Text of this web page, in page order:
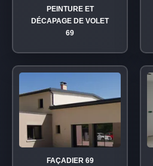
PEINTURE ET
DÉCAPAGE DE VOLET
69
FAÇADIER 69